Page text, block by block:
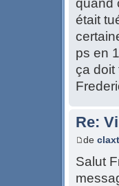
quand
était
ps en
ça doit
Re:
de
Salut